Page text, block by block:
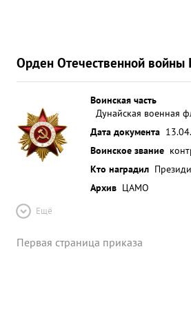
Орден Отечественной войны
Воинская часть
Дунайская военная
Дата документа
Воинское звание
Кто наградил
Архив ЦАМО
Ещё
Первая страница приказа